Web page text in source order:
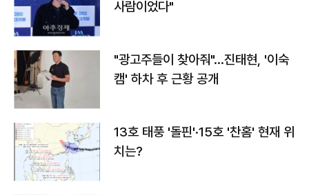
사람이었다"
"광고주들이 찾아줘"…진태현, '이숙
캠' 하차 후 근황 공개
13호 태풍 '돌핀'·15호 '찬홈' 현재 위
치는?